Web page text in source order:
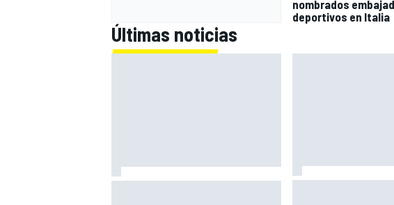
nombrados
deportivos en Italia
Últimas noticias